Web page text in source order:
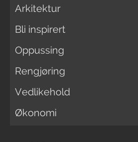
Arkitektur
Bli inspirert
Oppussing
Rengjøring
Vedlikehold
Økonomi